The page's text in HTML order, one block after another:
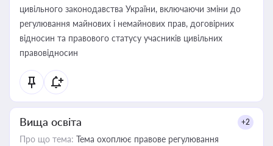
цивільного законодавства України, включаючи зміни до
регулювання майнових і немайнових прав, договірних
відносин та правового статусу учасників цивільних
правовідносин
Вища освіта +2
Про що тема: Тема охоплює правове регулювання